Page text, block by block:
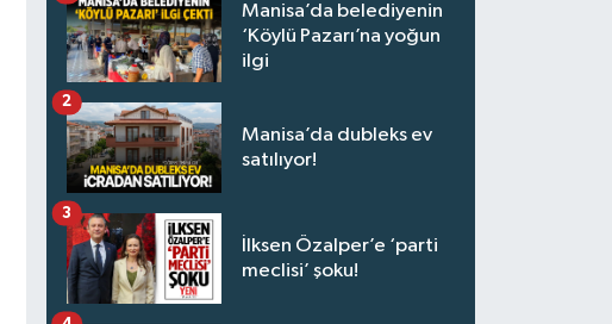
Manisa’da belediyenin
‘Köylü Pazarı’na yoğun
ilgi
Manisa’da dubleks ev
satılıyor!
2
İlksen Özalper’e ‘parti
meclisi’ şoku!
3